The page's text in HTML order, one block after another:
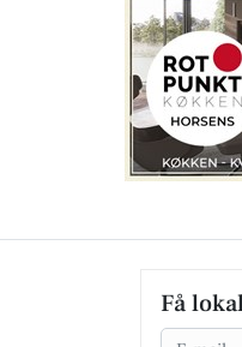
Få
Email